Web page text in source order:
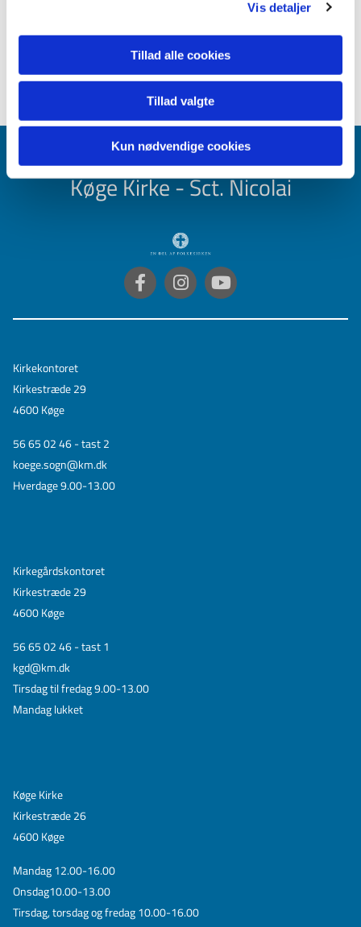
Vis detaljer
Tillad alle cookies
Tillad valgte
Kun nødvendige cookies
Køge Kirke - Sct. Nicolai
Kirkekontoret
Kirkestræde 29
4600 Køge
56 65 02 46 - tast 2
koege.sogn@km.dk
Hverdage 9.00-13.00
Kirkegårdskontoret
Kirkestræde 29
4600 Køge
56 65 02 46 - tast 1
kgd@km.dk
Tirsdag til fredag 9.00-13.00
Mandag lukket
Køge Kirke
Kirkestræde 26
4600 Køge
Mandag 12.00-16.00
Onsdag10.00-13.00
Tirsdag, torsdag og fredag 10.00-16.00